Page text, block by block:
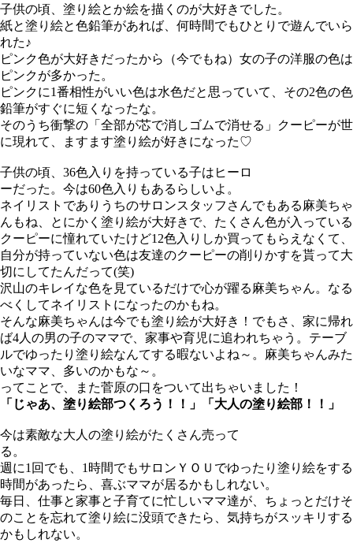
子供の頃、塗り絵とか絵を描くのが大好きでした。
紙と塗り絵と色鉛筆があれば、何時間でもひとりで遊んでいら
れた♪
ピンク色が大好きだったから（今でもね）女の子の洋服の色は
ピンクが多かった。
ピンクに1番相性がいい色は水色だと思っていて、その2色の色
鉛筆がすぐに短くなったな。
そのうち衝撃の「全部が芯で消しゴムで消せる」クーピーが世
に現れて、ますます塗り絵が好きになった♡
子供の頃、36色入りを持っている子はヒーロ
ーだった。今は60色入りもあるらしいよ。
ネイリストでありうちのサロンスタッフさんでもある麻美ちゃ
んもね、とにかく塗り絵が大好きで、たくさん色が入っている
クーピーに憧れていたけど12色入りしか買ってもらえなくて、
自分が持っていない色は友達のクーピーの削りかすを貰って大
切にしてたんだって(笑)
沢山のキレイな色を見ているだけで心が躍る麻美ちゃん。なる
べくしてネイリストになったのかもね。
そんな麻美ちゃんは今でも塗り絵が大好き！でもさ、家に帰れ
ば4人の男の子のママで、家事や育児に追われちゃう。テーブ
ルでゆったり塗り絵なんてする暇ないよね～。麻美ちゃんみた
いなママ、多いのかもな～。
ってことで、また菅原の口をついて出ちゃいました！
「じゃあ、塗り絵部つくろう！！」「大人の塗り絵部！！」
今は素敵な大人の塗り絵がたくさん売って
る。
週に1回でも、1時間でもサロンＹＯＵでゆったり塗り絵をする
時間があったら、喜ぶママが居るかもしれない。
毎日、仕事と家事と子育てに忙しいママ達が、ちょっとだけそ
のことを忘れて塗り絵に没頭できたら、気持ちがスッキリする
かもしれない。